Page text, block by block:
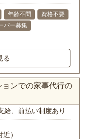
年齢不問
資格不要
パー募集
る
ンでの家事代行の
給、前払い制度あり
）